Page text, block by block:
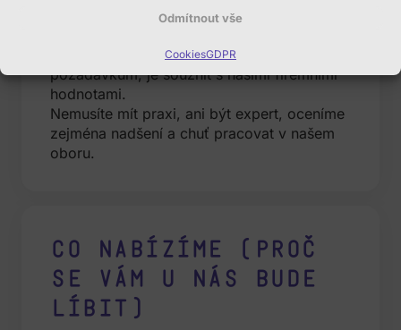
Odmítnout vše
CookiesGDPR
Na každou pracovní pozici máme různé,
Stejně důležité, jako vyhovět odborným
požadavkům, je souznít s našimi firemními
hodnotami.
Nemusíte mít praxi, ani být expert, oceníme
zejména nadšení a chuť pracovat v našem
oboru.
Co nabízíme (proč
se vám u nás bude
líbit)